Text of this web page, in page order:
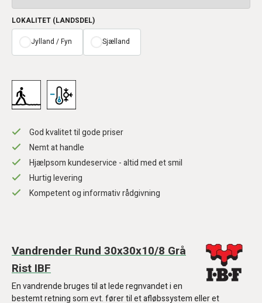
LOKALITET (LANDSDEL)
Jylland / Fyn Sjælland
God kvalitet til gode priser
Nemt at handle
Hjælpsom kundeservice - altid med et smil
Hurtig levering
Kompetent og informativ rådgivning
Vandrender Rund 30x30x10/8 Grå
Rist IBF
En vandrende bruges til at lede regnvandet i en
bestemt retning som evt. fører til et afløbssystem eller et